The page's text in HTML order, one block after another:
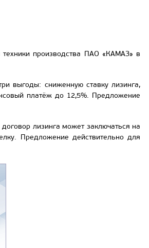
техники производства ПАО «КАМАЗ» в
выгоды: сниженную ставку лизинга,
платёж до 12,5%. Предложение
лизинга может заключаться на
Предложение действительно для